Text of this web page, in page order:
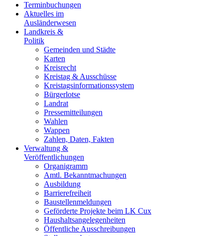
Terminbuchungen
Aktuelles im
Ausländerwesen
Landkreis &
Politik
Gemeinden und Städte
Karten
Kreisrecht
Kreistag & Ausschüsse
Kreistagsinformationssystem
Bürgerlotse
Landrat
Pressemitteilungen
Wahlen
Wappen
Zahlen, Daten, Fakten
Verwaltung &
Veröffentlichungen
Organigramm
Amtl. Bekanntmachungen
Ausbildung
Barrierefreiheit
Baustellenmeldungen
Geförderte Projekte beim LK Cux
Haushaltsangelegenheiten
Öffentliche Ausschreibungen